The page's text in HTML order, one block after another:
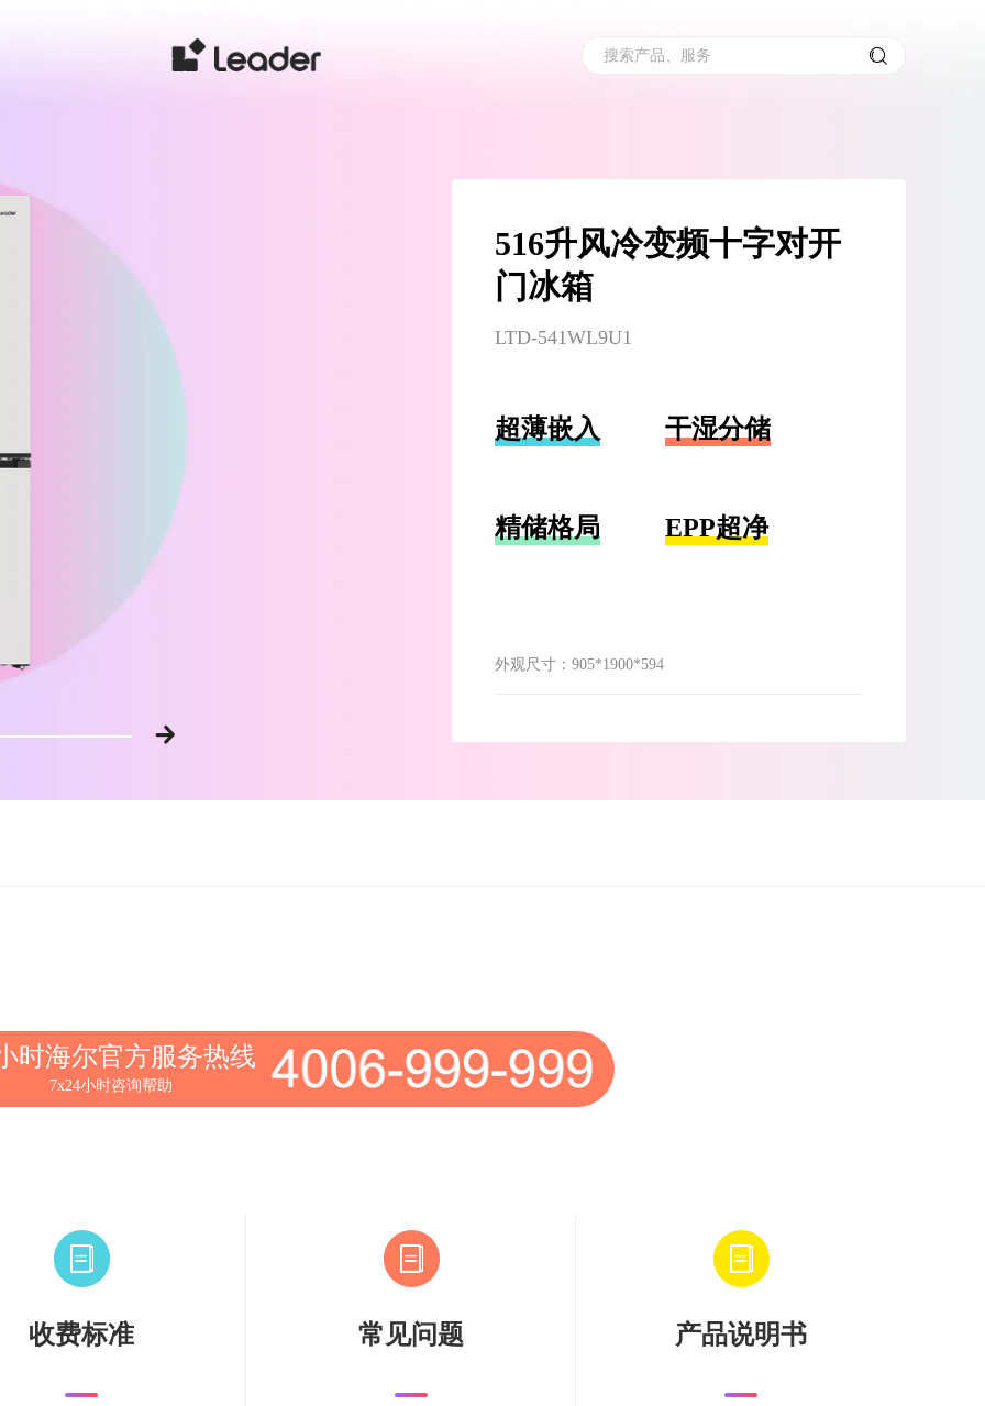
搜索产品、服务
516升风冷变频十字对开
门冰箱
LTD-541WL9U1
超薄嵌入 干湿分储
精储格局 EPP超净
外观尺寸：905*1900*594
时海尔官方服务热线
7x24小时咨询帮助
收费标准 常见问题 产品说明书